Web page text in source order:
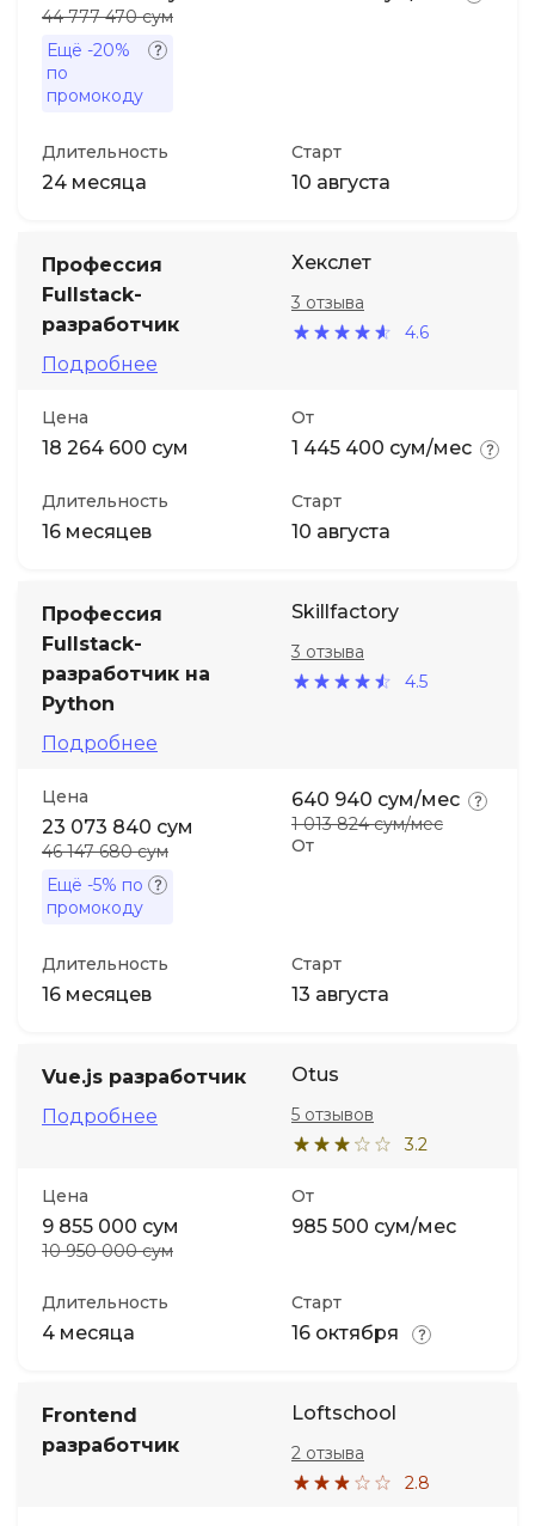
44 777 470 сум
Ещё -20%
по
промокоду
Длительность
24 месяца
Старт
10 августа
Профессия
Fullstack-
разработчик
Подробнее
Хекслет
4.6
3 отзыва
Цена
18 264 600 сум
От
1 445 400 сум/мес
Длительность
16 месяцев
Старт
10 августа
Профессия
Fullstack-
разработчик на
Python
Подробнее
Skillfactory
4.5
3 отзыва
Цена
23 073 840 сум
46 147 680 сум
Ещё -5% по
промокоду
От
640 940 сум/мес
1 013 824 сум/мес
Длительность
16 месяцев
Старт
13 августа
Vue.js разработчик
Подробнее
Otus
3.2
5 отзывов
Цена
9 855 000 сум
10 950 000 сум
От
985 500 сум/мес
Длительность
4 месяца
Старт
16 октября
Frontend
разработчик
Loftschool
2.8
2 отзыва